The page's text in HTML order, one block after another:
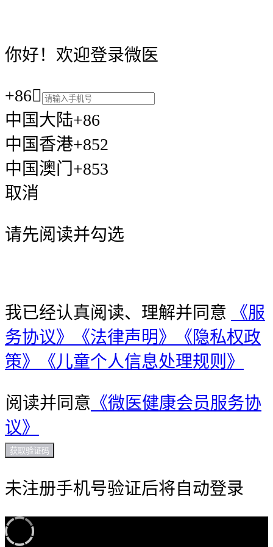
你好！欢迎登录微医
+86
中国大陆+86
中国香港+852
中国澳门+853
取消
请先阅读并勾选
我已经认真阅读、理解并同意
《服
务协议》
《法律声明》
《隐私权政
策》
《儿童个人信息处理规则》
阅读并同意 《微医健康会员服务协
议》
获取验证码
未注册手机号验证后将自动登录